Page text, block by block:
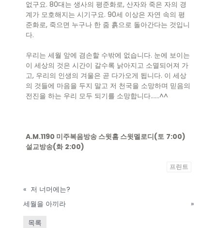
없구요. 80대는 생사의 평준화로, 산자와 죽은 자의 경
계가 모호해지는 시기구요. 90세 이상은 자연 속의 평
준화로, 죽으면 누구나 한 줌 흙으로 돌아간다는 것입니
다.
우리는 세월 앞에 겸손할 수밖에 없습니다. 눈에 보이는
이 세상의 것은 시간이 갈수록 낡아지고 소멸되어져 가
고, 우리의 인생의 겨울은 곧 다가오게 됩니다. 이 세상
의 것들에 마음을 두지 말고 저 천국을 소망하며 믿음의
전진을 하는 우리 모두 되기를 소망합니다……^^
A.M.1190 미주복음방송 스윗홈 스윗멜로디(토 7:00)
설교방송(화 2:00)
프린트
« 저 너머에는?
세월을 아끼라
»
목록